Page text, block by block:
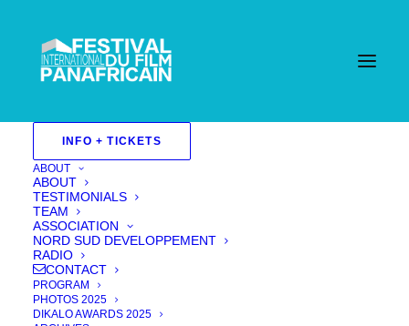
INFO + TICKETS
ABOUT
ABOUT
TESTIMONIALS
TEAM
ASSOCIATION
NORD SUD DEVELOPPEMENT
RADIO
CONTACT
PROGRAM
PHOTOS 2025
DIKALO AWARDS 2025